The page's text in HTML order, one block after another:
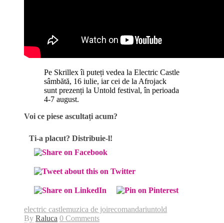
Pe Skrillex îi puteți vedea la Electric Castle
sâmbătă, 16 iulie, iar cei de la Afrojack
sunt prezenți la Untold festival, în perioada
4-7 august.
Voi ce piese ascultați acum?
Ti-a placut? Distribuie-l!
electric castlemuzica de joirecomandariuntold
By Raluca 0 Comments